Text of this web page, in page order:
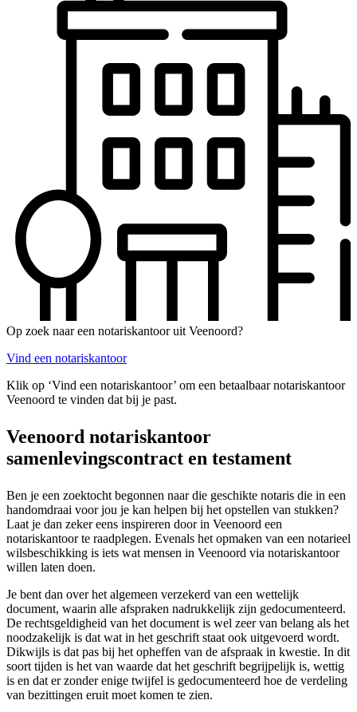
Op zoek naar een notariskantoor uit Veenoord?
Vind een notariskantoor
Klik op ‘Vind een notariskantoor’ om een betaalbaar notariskantoor
Veenoord te vinden dat bij je past.
Veenoord notariskantoor
samenlevingscontract en testament
Ben je een zoektocht begonnen naar die geschikte notaris die in een
handomdraai voor jou je kan helpen bij het opstellen van stukken?
Laat je dan zeker eens inspireren door in Veenoord een
notariskantoor te raadplegen. Evenals het opmaken van een notarieel
wilsbeschikking is iets wat mensen in Veenoord via notariskantoor
willen laten doen.
Je bent dan over het algemeen verzekerd van een wettelijk
document, waarin alle afspraken nadrukkelijk zijn gedocumenteerd.
De rechtsgeldigheid van het document is wel zeer van belang als het
noodzakelijk is dat wat in het geschrift staat ook uitgevoerd wordt.
Dikwijls is dat pas bij het opheffen van de afspraak in kwestie. In dit
soort tijden is het van waarde dat het geschrift begrijpelijk is, wettig
is en dat er zonder enige twijfel is gedocumenteerd hoe de verdeling
van bezittingen eruit moet komen te zien.